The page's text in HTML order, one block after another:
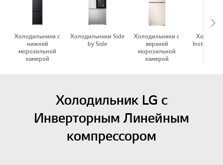
Холодильники c
нижней
морозильной
камерой
Холодильники Side
by Side
Холодильники c
верхней
морозильной
камерой
Холодильник LG с
Инверторным Линейным
компрессором